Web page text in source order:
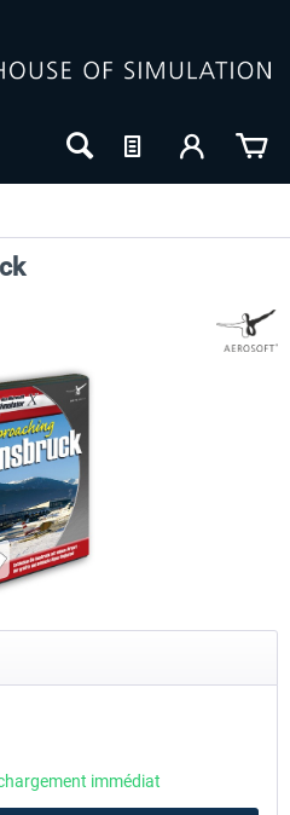
Mega Airport Berlin
immédiat